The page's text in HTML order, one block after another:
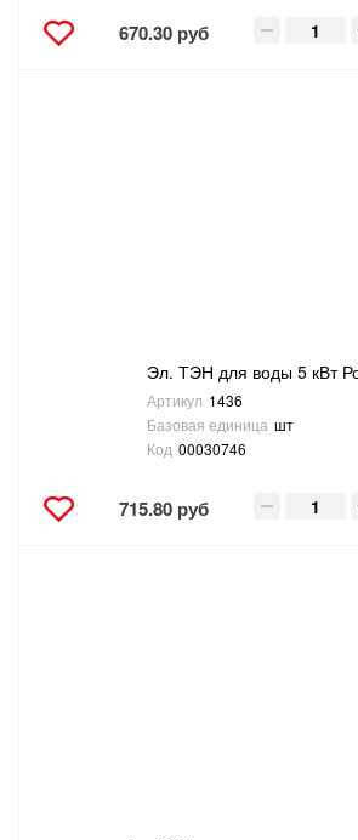
670.30 руб
Эл. ТЭН для воды 5 кВт
Артикул 1436
Базовая единица шт
Код 00030746
715.80 руб